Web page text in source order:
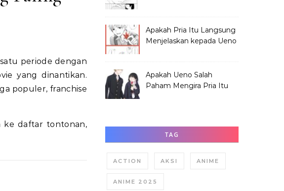
yang dinantikan.
populer, franchise
ke daftar tontonan,
Apakah Pria Itu Langsung
Menjelaskan kepada Ueno
Apakah Ueno Salah
Paham Mengira Pria Itu
TAG
ACTION AKSI ANIME
ANIME 2025